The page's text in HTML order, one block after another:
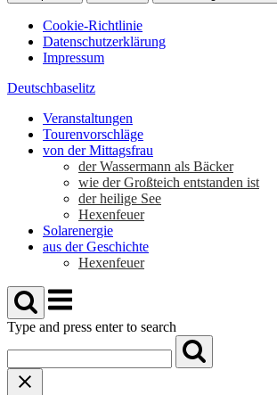
Cookie-Richtlinie
Datenschutzerklärung
Impressum
Skip
content
Deutschbaselitz
Veranstaltungen
Tourenvorschläge
von der Mittagsfrau
der Wassermann als Bäcker
wie der Großteich entstanden ist
der heilige See
Hexenfeuer
Solarenergie
aus der Geschichte
Hexenfeuer
Menu
Type and press enter to search